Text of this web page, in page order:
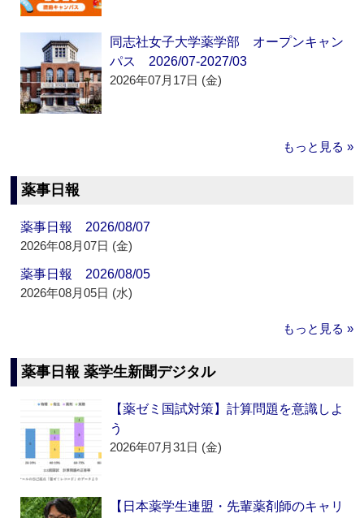
同志社女子大学薬学部 オープンキャン
パス 2026/07-2027/03
2026年07月17日 (金)
もっと見る »
薬事日報
薬事日報 2026/08/07
2026年08月07日 (金)
薬事日報 2026/08/05
2026年08月05日 (水)
もっと見る »
薬事日報 薬学生新聞デジタル
【薬ゼミ国試対策】計算問題を意識しよ
う
2026年07月31日 (金)
【日本薬学生連盟・先輩薬剤師のキャリ